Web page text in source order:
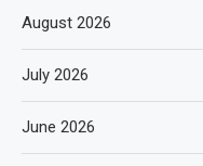
August 2026
July 2026
June 2026